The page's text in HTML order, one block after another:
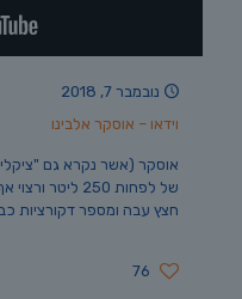
נובמבר 7, 2018
וידאו – אוסקר אלבינו
אוסקר (אשר נקרא גם
של לפחות 250
חצץ עבה ומספר דקורציות
76